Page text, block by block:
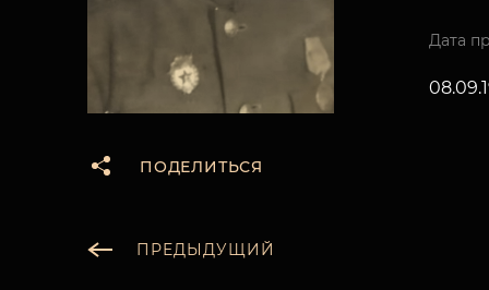
ПОДЕЛИТЬСЯ
Дата
ПРЕДЫДУЩИЙ